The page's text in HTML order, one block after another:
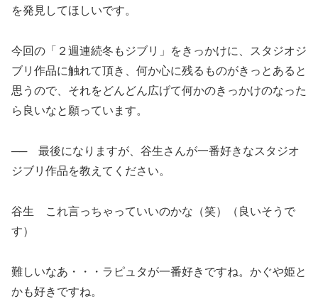
を発見してほしいです。
今回の「２週連続冬もジブリ」をきっかけに、スタジオジ
ブリ作品に触れて頂き、何か心に残るものがきっとあると
思うので、それをどんどん広げて何かのきっかけのなった
ら良いなと願っています。
── 最後になりますが、谷生さんが一番好きなスタジオ
ジブリ作品を教えてください。
谷生 これ言っちゃっていいのかな（笑）（良いそうで
す）
難しいなあ・・・ラピュタが一番好きですね。かぐや姫と
かも好きですね。